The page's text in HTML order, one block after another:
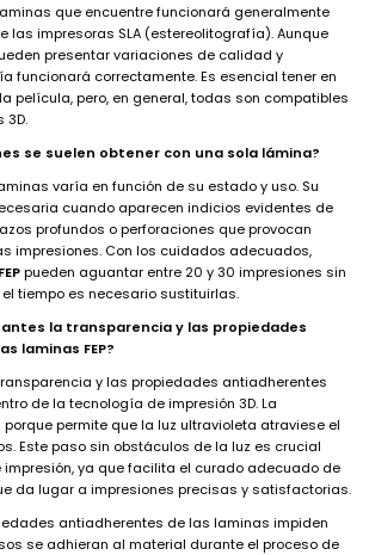
que encuentre funcionará generalmente
las impresoras SLA (estereolitografía). Aunque
presentar variaciones de calidad y
funcionará correctamente. Es esencial tener en
película, pero, en general, todas son compatibles
3D.
se suelen obtener con una sola lámina?
varía en función de su estado y uso. Su
cuando aparecen indicios evidentes de
profundos o perforaciones que provocan
impresiones. Con los cuidados adecuados,
pueden aguantar entre 20 y 30 impresiones sin
tiempo es necesario sustituirlas.
la transparencia y las propiedades
laminas FEP?
y las propiedades antiadherentes
de la tecnología de impresión 3D. La
permite que la luz ultravioleta atraviese el
Este paso sin obstáculos de la luz es crucial
impresión, ya que facilita el curado adecuado de
da lugar a impresiones precisas y satisfactorias.
antiadherentes de las laminas impiden
se adhieran al material durante el proceso de